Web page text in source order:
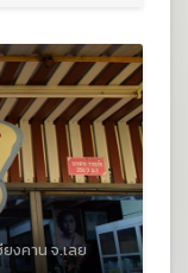
งคาน จ.เลย